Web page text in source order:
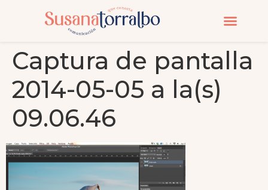
Captura de pantalla
2014-05-05 a la(s)
09.06.46